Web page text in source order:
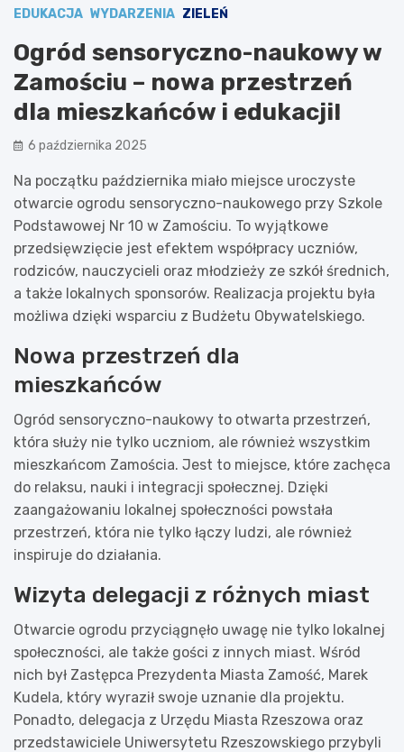
EDUKACJA WYDARZENIA ZIELEŃ
Ogród sensoryczno-naukowy w
Zamościu – nowa przestrzeń
dla mieszkańców i edukacji!
6 października 2025
Na początku października miało miejsce uroczyste
otwarcie ogrodu sensoryczno-naukowego przy Szkole
Podstawowej Nr 10 w Zamościu. To wyjątkowe
przedsięwzięcie jest efektem współpracy uczniów,
rodziców, nauczycieli oraz młodzieży ze szkół średnich,
a także lokalnych sponsorów. Realizacja projektu była
możliwa dzięki wsparciu z Budżetu Obywatelskiego.
Nowa przestrzeń dla
mieszkańców
Ogród sensoryczno-naukowy to otwarta przestrzeń,
która służy nie tylko uczniom, ale również wszystkim
mieszkańcom Zamościa. Jest to miejsce, które zachęca
do relaksu, nauki i integracji społecznej. Dzięki
zaangażowaniu lokalnej społeczności powstała
przestrzeń, która nie tylko łączy ludzi, ale również
inspiruje do działania.
Wizyta delegacji z różnych miast
Otwarcie ogrodu przyciągnęło uwagę nie tylko lokalnej
społeczności, ale także gości z innych miast. Wśród
nich był Zastępca Prezydenta Miasta Zamość, Marek
Kudela, który wyraził swoje uznanie dla projektu.
Ponadto, delegacja z Urzędu Miasta Rzeszowa oraz
przedstawiciele Uniwersytetu Rzeszowskiego przybyli